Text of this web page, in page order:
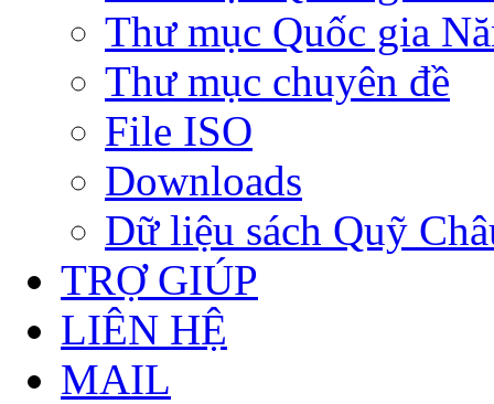
Thư mục Quốc gia
Thư mục chuyên đề
File ISO
Downloads
Dữ liệu sách Quỹ
TRỢ GIÚP
LIÊN HỆ
MAIL